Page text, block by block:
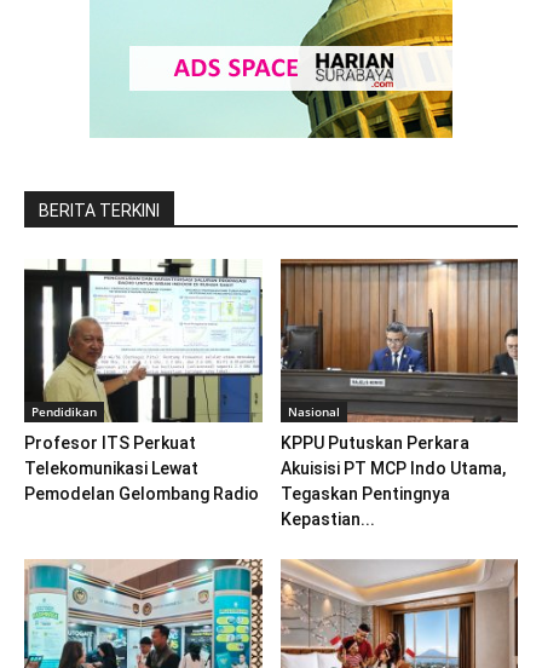
BERITA TERKINI
Pendidikan
Profesor ITS Perkuat
Telekomunikasi Lewat
Pemodelan Gelombang Radio
Nasional
KPPU Putuskan Perkara
Akuisisi PT MCP Indo Utama,
Tegaskan Pentingnya
Kepastian...